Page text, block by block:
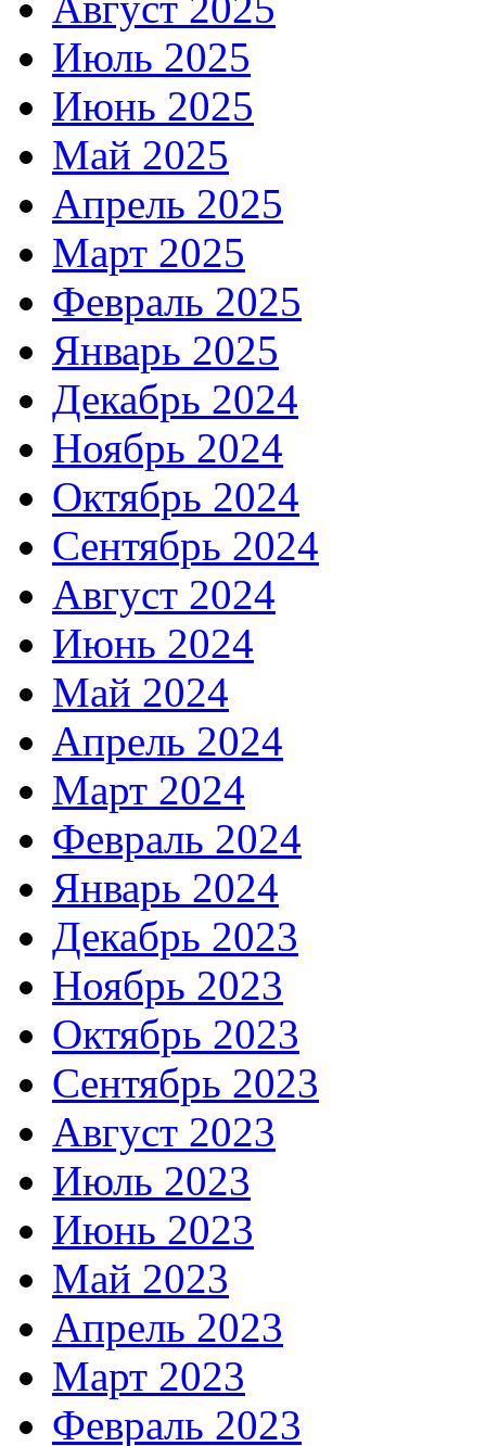
Июль 2025
Июнь 2025
Май 2025
Апрель 2025
Март 2025
Февраль 2025
Январь 2025
Декабрь 2024
Ноябрь 2024
Октябрь 2024
Сентябрь 2024
Август 2024
Июнь 2024
Май 2024
Апрель 2024
Март 2024
Февраль 2024
Январь 2024
Декабрь 2023
Ноябрь 2023
Октябрь 2023
Сентябрь 2023
Август 2023
Июль 2023
Июнь 2023
Май 2023
Апрель 2023
Март 2023
Февраль 2023